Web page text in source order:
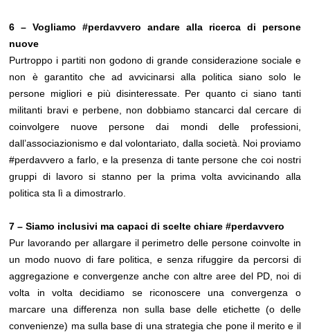
6 – Vogliamo #perdavvero andare alla ricerca di persone
nuove
Purtroppo i partiti non godono di grande considerazione sociale e
non è garantito che ad avvicinarsi alla politica siano solo le
persone migliori e più disinteressate. Per quanto ci siano tanti
militanti bravi e perbene, non dobbiamo stancarci dal cercare di
coinvolgere nuove persone dai mondi delle professioni,
dall’associazionismo e dal volontariato, dalla società. Noi proviamo
#perdavvero a farlo, e la presenza di tante persone che coi nostri
gruppi di lavoro si stanno per la prima volta avvicinando alla
politica sta lì a dimostrarlo.
7 – Siamo inclusivi ma capaci di scelte chiare #perdavvero
Pur lavorando per allargare il perimetro delle persone coinvolte in
un modo nuovo di fare politica, e senza rifuggire da percorsi di
aggregazione e convergenze anche con altre aree del PD, noi di
volta in volta decidiamo se riconoscere una convergenza o
marcare una differenza non sulla base delle etichette (o delle
convenienze) ma sulla base di una strategia che pone il merito e il